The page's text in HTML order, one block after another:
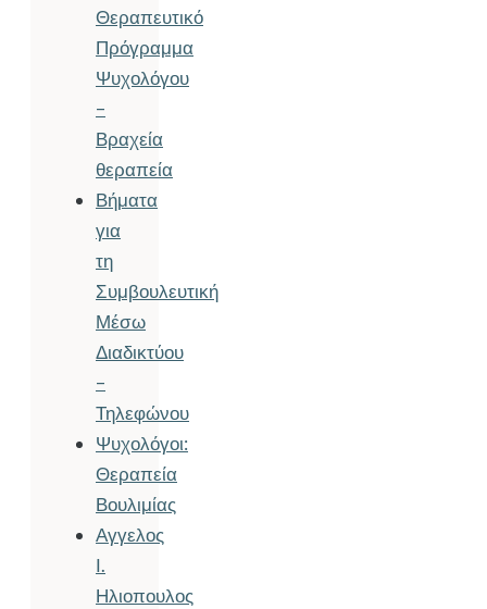
Θεραπευτικό
Πρόγραμμα
Ψυχολόγου
–
Βραχεία
θεραπεία
Βήματα
για
τη
Συμβουλευτική
Μέσω
Διαδικτύου
–
Τηλεφώνου
Ψυχολόγοι:
Θεραπεία
Βουλιμίας
Αγγελος
Ι.
Ηλιοπουλος